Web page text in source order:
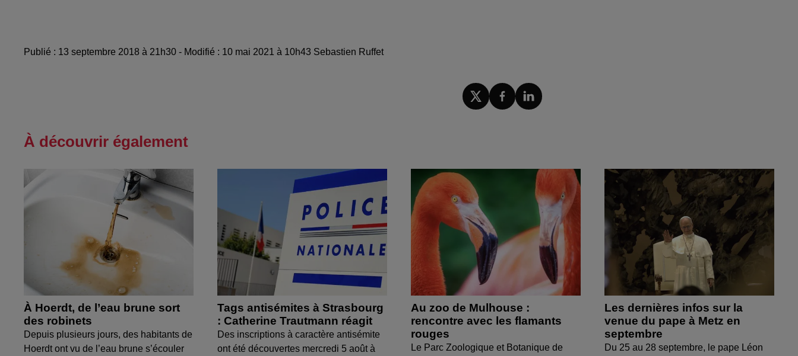
Publié : 13 septembre 2018 à 21h30 - Modifié : 10 mai 2021 à 10h43 Sebastien Ruffet
À découvrir également
À Hoerdt, de l’eau brune sort
des robinets
Depuis plusieurs jours, des habitants de
Hoerdt ont vu de l’eau brune s’écouler
Tags antisémites à Strasbourg
: Catherine Trautmann réagit
Des inscriptions à caractère antisémite
ont été découvertes mercredi 5 août à
Au zoo de Mulhouse :
rencontre avec les flamants
rouges
Le Parc Zoologique et Botanique de
Les dernières infos sur la
venue du pape à Metz en
septembre
Du 25 au 28 septembre, le pape Léon